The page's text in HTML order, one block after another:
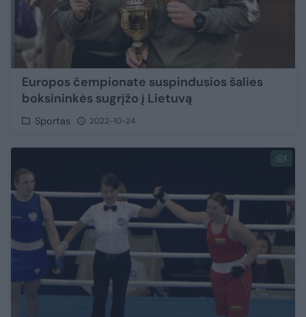
Europos čempionate suspindusios šalies
boksininkės sugrįžo į Lietuvą
Sportas 2022-10-24
1